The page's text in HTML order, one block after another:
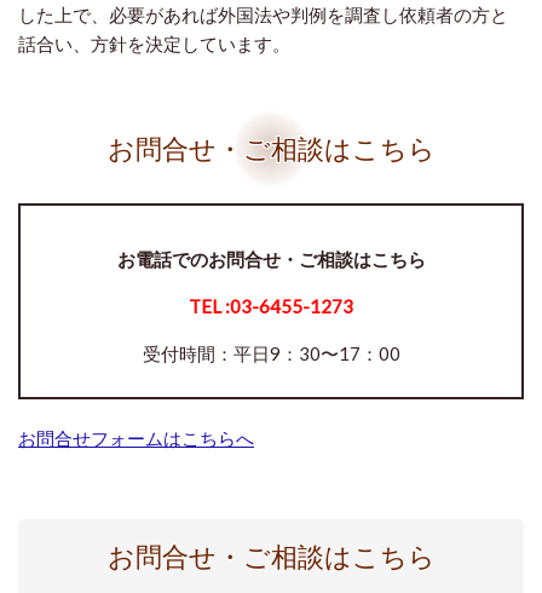
した上で、必要があれば外国法や判例を調査し依頼者の方と
話合い、方針を決定しています。
お問合せ・ご相談はこちら
お電話でのお問合せ・ご相談はこちら
TEL :03-6455-1273
受付時間：平日9：30〜17：00
お問合せフォームはこちらへ
お問合せ・ご相談はこちら